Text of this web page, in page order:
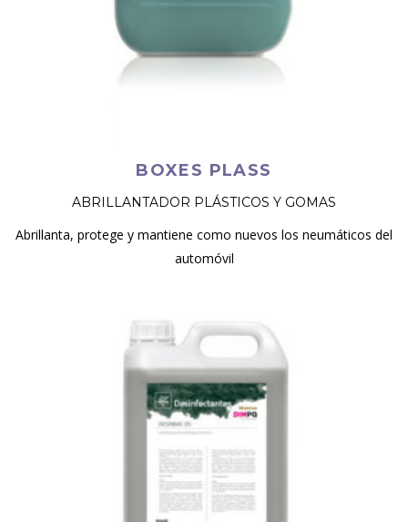
BOXES PLASS
ABRILLANTADOR PLÁSTICOS Y GOMAS
Abrillanta, protege y mantiene como nuevos los neumáticos del
automóvil